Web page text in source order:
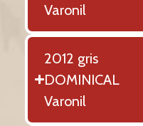
Varonil
2012 gris
DOMINICAL
Varonil